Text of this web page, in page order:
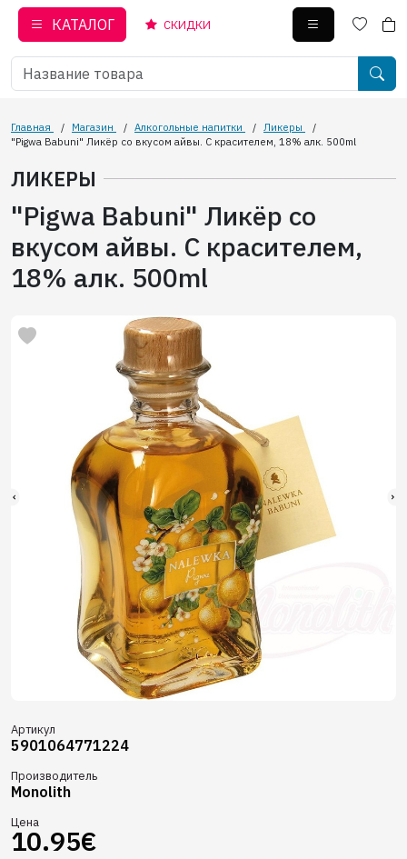
КАТАЛОГ СКИДКИ
Главная / Магазин / Алкогольные напитки / Ликеры
/
"Pigwa Babuni" Ликёр со вкусом айвы. С красителeм, 18% алк. 500ml
ЛИКЕРЫ
"Pigwa Babuni" Ликёр со
вкусом айвы. С красителeм,
18% алк. 500ml
Артикул
5901064771224
Производитель
Monolith
Цена
10.95€